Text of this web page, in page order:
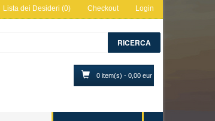
Lista dei Desideri (0) Checkout Login
RICERCA
0 item(s) - 0,00 eur